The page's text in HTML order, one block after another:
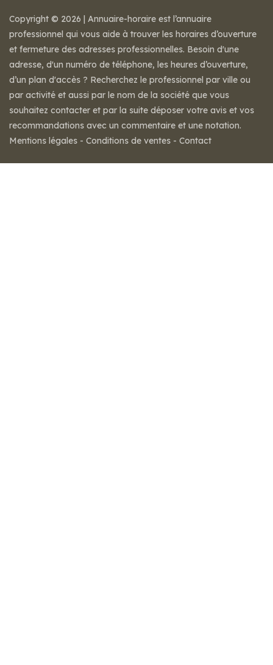
Copyright © 2026 | Annuaire-horaire est l’annuaire
professionnel qui vous aide à trouver les horaires d’ouverture
et fermeture des adresses professionnelles. Besoin d'une
adresse, d'un numéro de téléphone, les heures d’ouverture,
d’un plan d'accès ? Recherchez le professionnel par ville ou
par activité et aussi par le nom de la société que vous
souhaitez contacter et par la suite déposer votre avis et vos
recommandations avec un commentaire et une notation.
Mentions légales - Conditions de ventes - Contact